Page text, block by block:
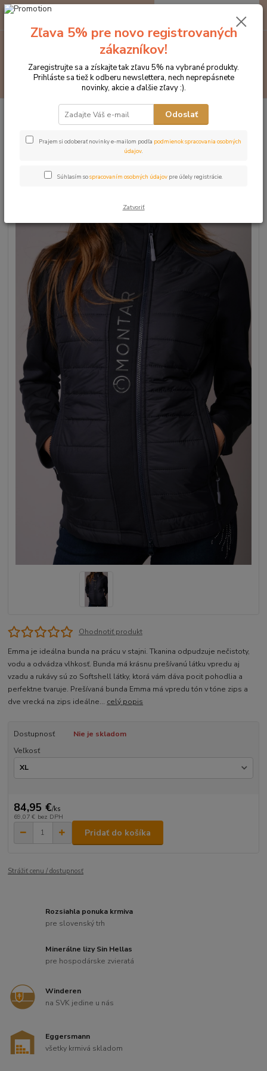
Hľadať
za0 €
Značka oblečenia MONTAR ZĽAVY! Bundy
MONTAR bunda
Emma tmavomodrá
MONTAR bunda Emma
tmavomodrá
Ohodnotiť produkt
Emma je ideálna bunda na prácu v stajni. Tkanina odpudzuje nečistoty,
vodu a odvádza vlhkosť. Bunda má krásnu prešívanú látku vpredu aj
vzadu a rukávy sú zo Softshell látky, ktorá vám dáva pocit pohodlia a
perfektne tvaruje. Prešívaná bunda Emma má vpredu tón v tóne zips a
dve vrecká na zips ideálne... celý popis
Dostupnosť
Nie je skladom
Veľkosť
84,95 €/ks
69,07 € bez DPH
Pridať do košíka
Strážiť cenu / dostupnosť
Rozsiahla ponuka krmiva
pre slovenský trh
Minerálne lizy Sin Hellas
pre hospodárske zvieratá
Winderen
na SVK jedine u nás
Eggersmann
všetky krmivá skladom
Zľava 5% pre novo registrovaných
zákazníkov!
Zaregistrujte sa a získajte tak zľavu 5% na vybrané produkty.
Prihláste sa tiež k odberu newslettera, nech neprepásnete
novinky, akcie a ďalšie zľavy :).
Odoslať
Prajem si odoberať novinky e-mailom podľa podmienok spracovania osobných
údajov.
Súhlasím sospracovaním osobných údajov pre účely registrácie.
Zatvoriť